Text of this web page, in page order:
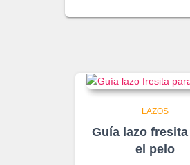
LAZOS
Guía lazo
el pelo